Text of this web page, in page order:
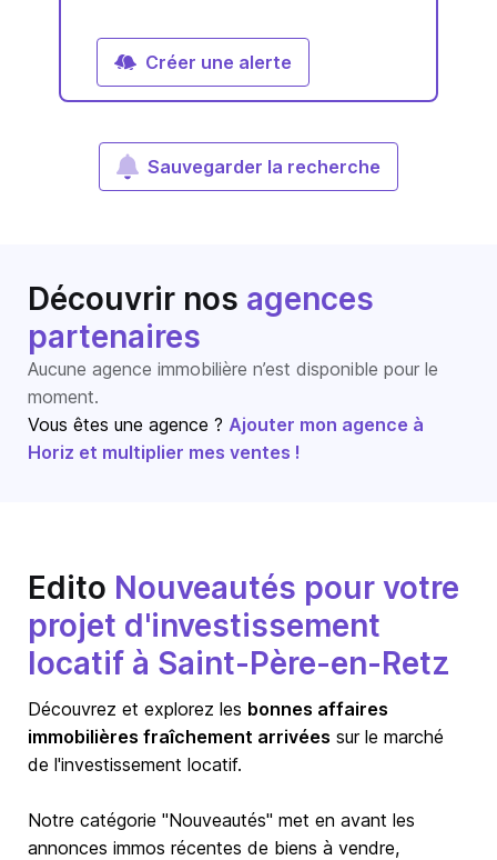
Créer une alerte
Sauvegarder la recherche
Découvrir nos agences
partenaires
Aucune agence immobilière n’est disponible pour le
moment.
Vous êtes une agence ? Ajouter mon agence à
Horiz et multiplier mes ventes !
Edito Nouveautés pour votre
projet d'investissement
locatif à Saint-Père-en-Retz
Découvrez et explorez les bonnes affaires
immobilières fraîchement arrivées sur le marché
de l'investissement locatif.
Notre catégorie "Nouveautés" met en avant les
annonces immos récentes de biens à vendre,